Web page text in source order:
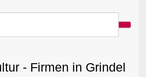
- Firmen in Grindel